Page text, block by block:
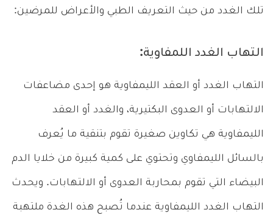
تلك الغدد من حيث التعريف الطبي والأعراض للمرضين:
التهاب الغدد اللمفاوية:
التهاب الغدد أو العقد الليمفاوية هو إحدى مضاعفات
الالتهابات أو العدوى البكتيرية، والغدد أو العقد
الليمفاوية هي تكاوين صغيرة تقوم بتنقية ما يُعرف
بالسائل الليمفاوي وتحتوي على كمية كبيرة من خلايا الدم
البيضاء التي تقوم بمحاربة العدوى أو الالتهابات. ويحدث
التهاب الغدد الليمفاوية عندما تُصبح هذه الغدة ملتهبة